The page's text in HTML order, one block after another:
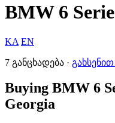
BMW 6
KA EN
7 განცხადება ·
Buying BMW 6
Georgia